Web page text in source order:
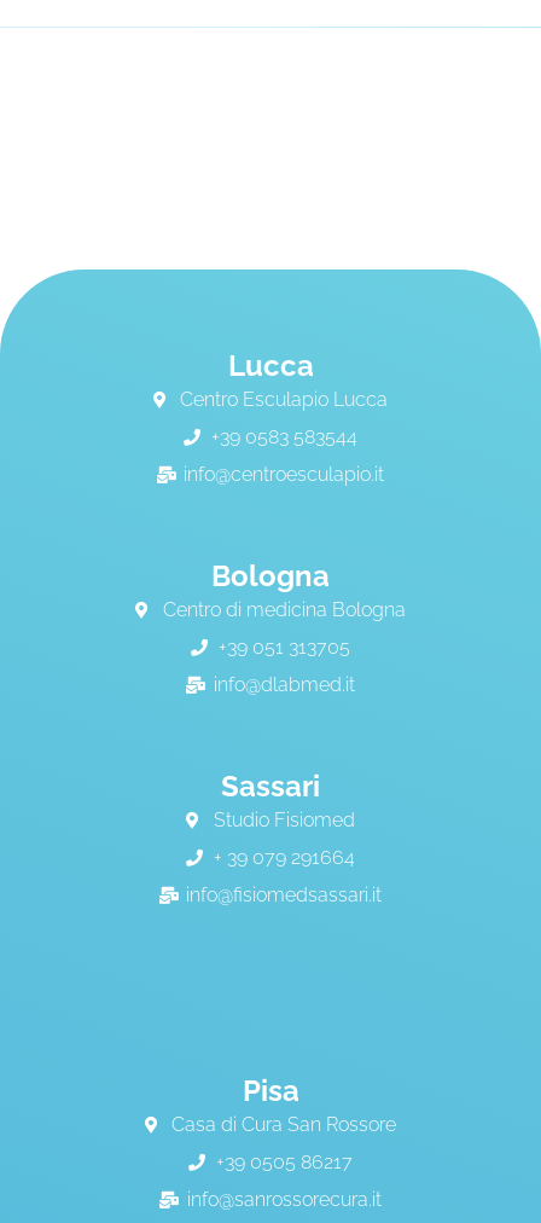
Lucca
Centro Esculapio Lucca
+39 0583 583544
info@centroesculapio.it
Bologna
Centro di medicina Bologna
+39 051 313705
info@dlabmed.it
Sassari
Studio Fisiomed
+ 39 079 291664
info@fisiomedsassari.it
Pisa
Casa di Cura San Rossore
+39 0505 86217
info@sanrossorecura.it